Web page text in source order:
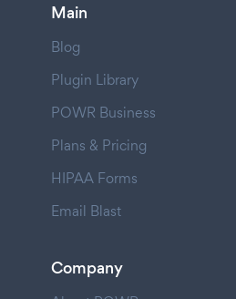
Main
Blog
Plugin Library
POWR Business
Plans & Pricing
HIPAA Forms
Email Blast
Company